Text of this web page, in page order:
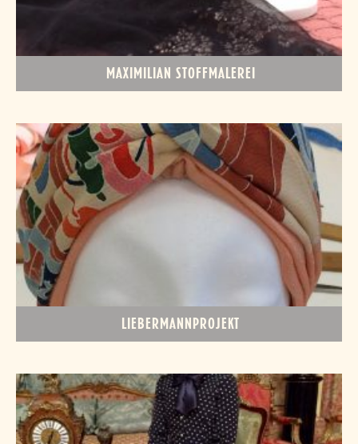
MAXIMILIAN STOFFMALEREI
LIEBERMANNPROJEKT